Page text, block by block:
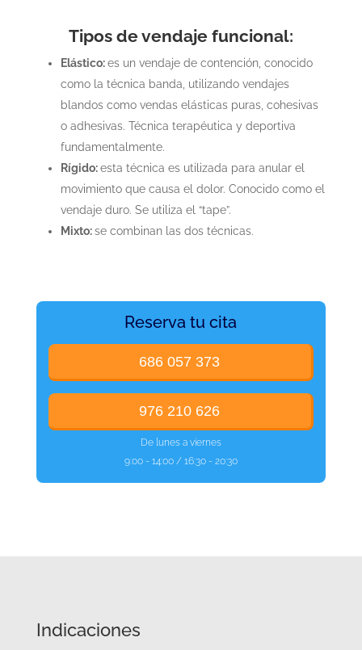
Tipos de vendaje funcional:
Elástico:es un vendaje de contención, conocido
como la técnica banda, utilizando vendajes
blandos como vendas elásticas puras, cohesivas
o adhesivas. Técnica terapéutica y deportiva
fundamentalmente.
Rígido:esta técnica es utilizada para anular el
movimiento que causa el dolor. Conocido como el
vendaje duro. Se utiliza el “tape”.
Mixto:se combinan las dos técnicas.
Reserva tu cita
686 057 373
976 210 626
De lunes a viernes
9:00 - 14:00 / 16:30 - 20:30
Indicaciones